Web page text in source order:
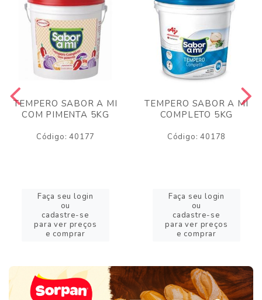
TEMPERO SABOR A MI
COM PIMENTA 5KG
Código: 40177
Faça seu login
ou
cadastre-se
para ver preços
e comprar
TEMPERO SABOR A MI
COMPLETO 5KG
Código: 40178
Faça seu login
ou
cadastre-se
para ver preços
e comprar